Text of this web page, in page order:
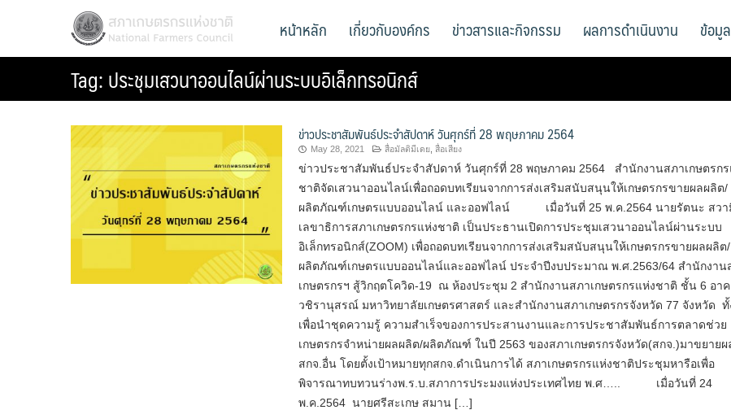
สภาเกษตรกรแห่งชาติ
National Farmers Council หน้าหลัก เกี่ยวกับองค์กร ข่าวสารและกิจกรรม ผลการดำเนินงาน ข้อมู
Tag:ประชุมเสวนาออนไลน์ผ่านระบบอิเล็กทรอนิกส์
ข่าวประชาสัมพันธ์ประจำสัปดาห์ วันศุกร์ที่ 28 พฤษภาคม 2564
May 28, 2021 สื่อมัลติมีเดย, สื่อเสียง
ข่าวประชาสัมพันธ์ประจำสัปดาห์ วันศุกร์ที่ 28 พฤษภาคม 2564 สำนักงานสภาเกษตรกร
ชาติจัดเสวนาออนไลน์เพื่อถอดบทเรียนจากการส่งเสริมสนับสนุนให้เกษตรกรขายผลผลิต/
ผลิตภัณฑ์เกษตรแบบออนไลน์ และออฟไลน์ เมื่อวันที่ 25 พ.ค.2564 นายรัตนะ สวา
เลขาธิการสภาเกษตรกรแห่งชาติ เป็นประธานเปิดการประชุมเสวนาออนไลน์ผ่านระบบ
อิเล็กทรอนิกส์(ZOOM) เพื่อถอดบทเรียนจากการส่งเสริมสนับสนุนให้เกษตรกรขายผลผลิต/
ผลิตภัณฑ์เกษตรแบบออนไลน์และออฟไลน์ ประจำปีงบประมาณ พ.ศ.2563/64 สำนักงาน
เกษตรกรฯ สู้วิกฤตโควิด-19 ณ ห้องประชุม 2 สำนักงานสภาเกษตรกรแห่งชาติ ชั้น 6 อาค
วชิรานุสรณ์ มหาวิทยาลัยเกษตรศาสตร์ และสำนักงานสภาเกษตรกรจังหวัด 77 จังหวัด
เพื่อนำชุดความรู้ ความสำเร็จของการประสานงานและการประชาสัมพันธ์การตลาดช่วย
เกษตรกรจำหน่ายผลผลิต/ผลิตภัณฑ์ ในปี 2563 ของสภาเกษตรกรจังหวัด(สกจ.)มาขยายผ
สกจ.อื่น โดยตั้งเป้าหมายทุกสกจ.ดำเนินการได้ สภาเกษตรกรแห่งชาติประชุมหารือเพื่อ
พิจารณาทบทวนร่างพ.ร.บ.สภาการประมงแห่งประเทศไทย พ.ศ….. เมื่อวันที่ 24
พ.ค.2564 นายศรีสะเกษ สมาน […]